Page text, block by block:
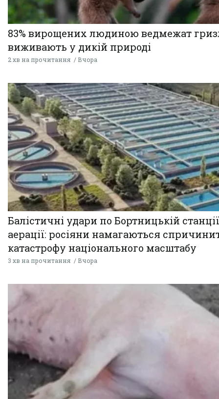
83% вирощених людиною ведмежат
виживають у дикій природі
2 хв на прочитання Вчора
Балістичні удари по Бортницькій станції
аерації: росіяни намагаються
катастрофу національного масштабу
3 хв на прочитання Вчора